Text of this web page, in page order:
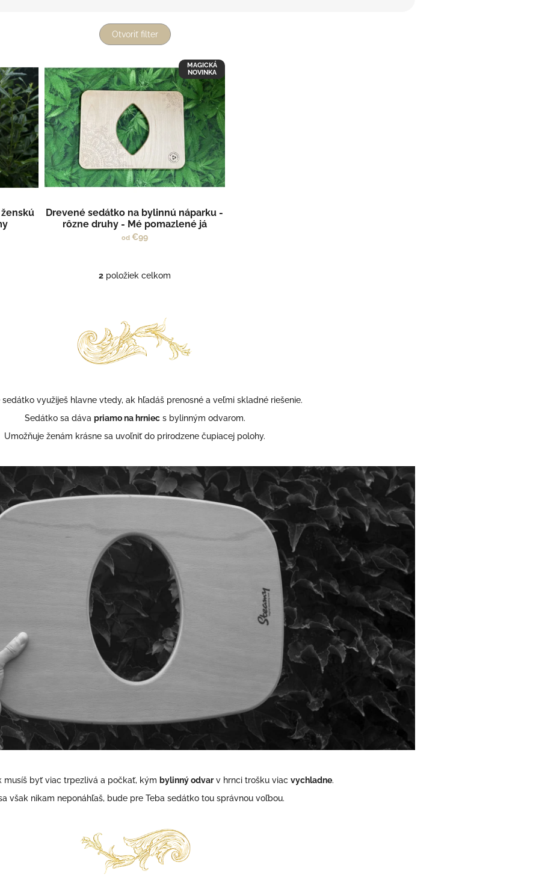
Otvoriť filter
MAGICKÁ
NOVINKA
Drevené sedátko na bylinnú náparku -
rôzne druhy - Mé pomazlené já
od€99
O
d
a
c
v
k
v
i
s
u
2 položiek celkom
sedátko využiješ hlavne vtedy, ak hľadáš prenosné a veľmi skladné riešenie.
Sedátko sa dáva priamo na hrniecs bylinným odvarom.
Umožňuje ženám krásne sa uvoľniť do prirodzene čupiacej polohy.
musíš byť viac trpezlivá a počkať, kým bylinný odvarv hrnci trošku viac vychladne.
však nikam neponáhľaš, bude pre Teba sedátko tou správnou voľbou.